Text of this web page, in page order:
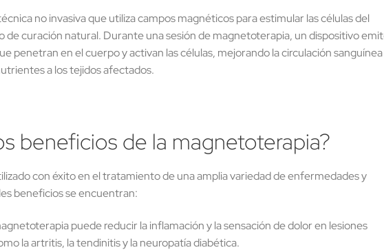
no invasiva que utiliza campos magnéticos para estimular las células del
de curación natural. Durante una sesión de magnetoterapia, un dispositivo
penetran en el cuerpo y activan las células, mejorando la circulación
a los tejidos afectados.
beneficios de la magnetoterapia?
con éxito en el tratamiento de una amplia variedad de enfermedades y
beneficios se encuentran:
puede reducir la inflamación y la sensación de dolor en lesiones
la artritis, la tendinitis y la neuropatía diabética.